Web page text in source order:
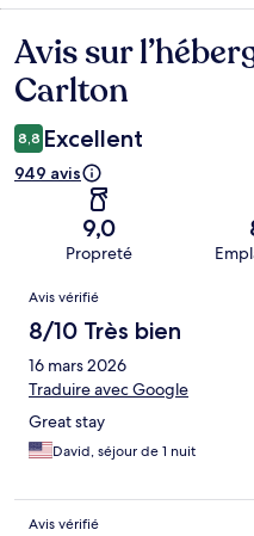
Avis
Avis sur
Carlton
8,8 Excellent
949 avis
9,0
Propreté
Avis
Avis vérifié
8/10 Très bien
16 mars 2026
Traduire avec Google
Great stay
David, séjour de 1 nuit
Avis vérifié